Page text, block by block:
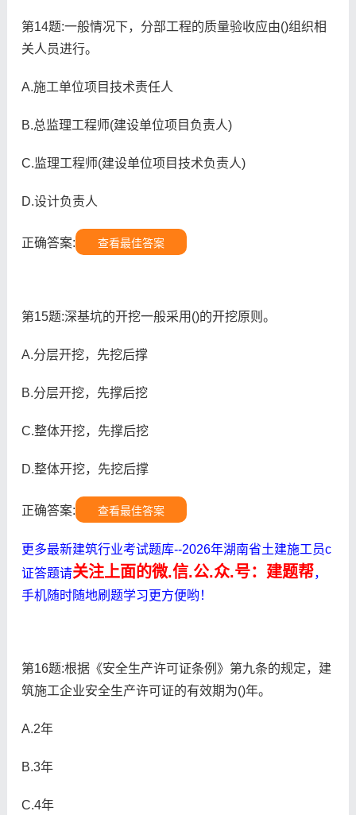
第14题:一般情况下，分部工程的质量验收应由()组织相
关人员进行。
A.施工单位项目技术责任人
B.总监理工程师(建设单位项目负责人)
C.监理工程师(建设单位项目技术负责人)
D.设计负责人
正确答案: 查看最佳答案
第15题:深基坑的开挖一般采用()的开挖原则。
A.分层开挖，先挖后撑
B.分层开挖，先撑后挖
C.整体开挖，先撑后挖
D.整体开挖，先挖后撑
正确答案: 查看最佳答案
更多最新建筑行业考试题库--2026年湖南省土建施工员c
证答题请关注上面的微.信.公.众.号：建题帮，
手机随时随地刷题学习更方便哟！
第16题:根据《安全生产许可证条例》第九条的规定，建
筑施工企业安全生产许可证的有效期为()年。
A.2年
B.3年
C.4年